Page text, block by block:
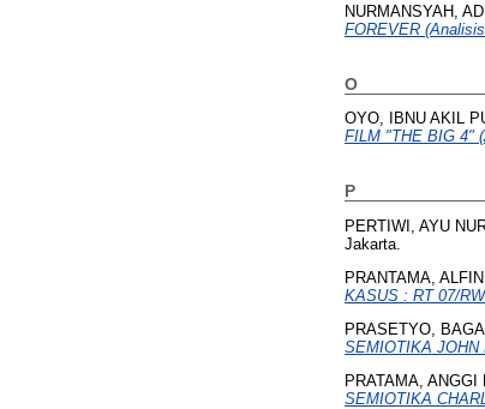
NURMANSYAH,
FOREVER
O
OYO, IBNU AKIL
FILM "THE BIG 4"
P
PERTIWI, AYU
Jakarta.
PRANTAMA, ALFIN
KASUS : RT 07/
PRASETYO,
SEMIOTIKA JOHN
PRATAMA, ANGGI
SEMIOTIKA